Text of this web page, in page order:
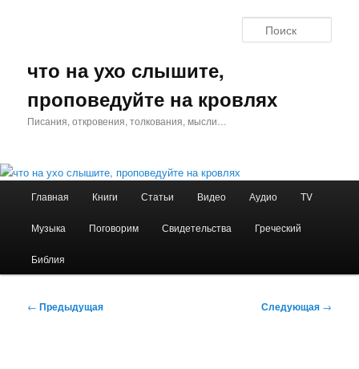
что на ухо слышите,
проповедуйте на кровлях
Писания, откровения, толкования, мысли…
Главная Книги Статьи Видео Аудио TV
Музыка Поговорим Свидетельства Греческий
Библия
Навигация
← Предыдущая Следующая →